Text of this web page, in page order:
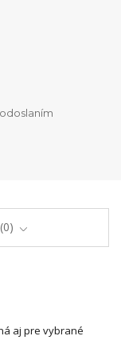
0
aj pre vybrané